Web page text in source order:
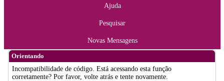
Ajuda
Pesquisar
Novas Mensagens
Orientando
Incompatibilidade de código. Está acessando esta função
corretamente? Por favor, volte atrás e tente novamente.